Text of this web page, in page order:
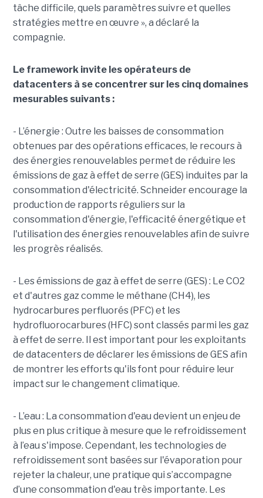
tâche difficile, quels paramètres suivre et quelles
stratégies mettre en œuvre », a déclaré la
compagnie.
Le framework invite les opérateurs de
datacenters à se concentrer sur les cinq domaines
mesurables suivants :
- L’énergie : Outre les baisses de consommation
obtenues par des opérations efficaces, le recours à
des énergies renouvelables permet de réduire les
émissions de gaz à effet de serre (GES) induites par la
consommation d'électricité. Schneider encourage la
production de rapports réguliers sur la
consommation d'énergie, l'efficacité énergétique et
l'utilisation des énergies renouvelables afin de suivre
les progrès réalisés.
- Les émissions de gaz à effet de serre (GES) : Le CO2
et d'autres gaz comme le méthane (CH4), les
hydrocarbures perfluorés (PFC) et les
hydrofluorocarbures (HFC) sont classés parmi les gaz
à effet de serre. Il est important pour les exploitants
de datacenters de déclarer les émissions de GES afin
de montrer les efforts qu'ils font pour réduire leur
impact sur le changement climatique.
- L’eau : La consommation d'eau devient un enjeu de
plus en plus critique à mesure que le refroidissement
à l’eau s'impose. Cependant, les technologies de
refroidissement sont basées sur l'évaporation pour
rejeter la chaleur, une pratique qui s’accompagne
d’une consommation d'eau très importante. Les